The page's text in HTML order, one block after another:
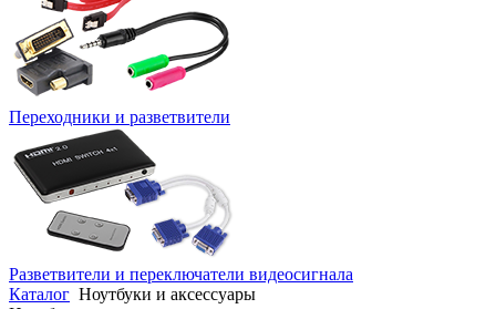
Переходники и разветвители
Разветвители и переключатели видеосигнала
Каталог Ноутбуки и аксессуары